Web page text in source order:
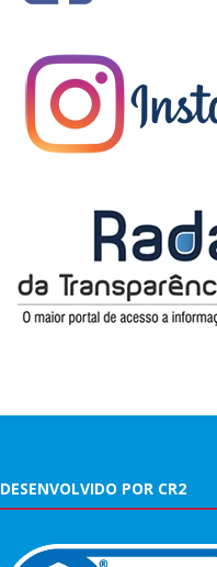
DESENVOLVIDO POR CR2